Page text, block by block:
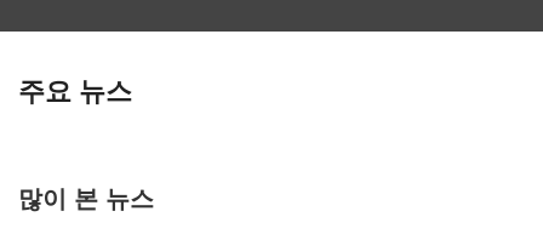
주요 뉴스
많이 본 뉴스